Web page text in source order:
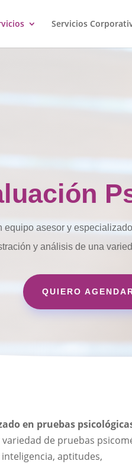
Servicios
equipo asesor y
y análisis de una
QUIERO
en pruebas
de pruebas
aptitudes,